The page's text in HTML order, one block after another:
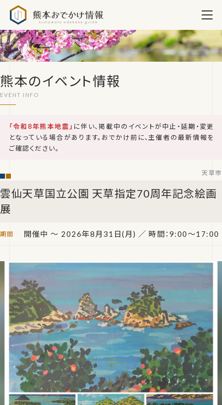
熊本のイベント情報
「令和8年熊本地震」 に伴い、掲載中のイベントが中止・延期・変更
となっている場合があります。おでかけ前に、主催者の最新情報を
ご確認ください。
雲仙天草国立公園 天草指定70周年記念絵画
展
天草市
開催中 ～ 2026年8月31日(月) ／ 時間：9:00～17:00